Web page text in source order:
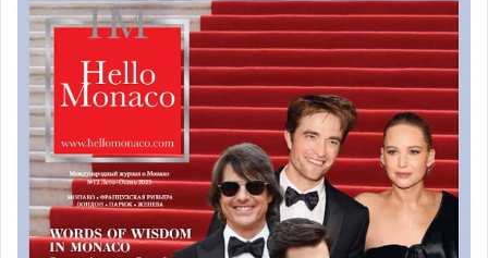
Этот проект является экологически чистым, особенно с
точки зрения водопользования: теперь для подготовки
воды к использованию потребуется меньше продуктов,
а предварительный нагрев будет осуществляться с
помощью солнечных батарей, что позволит
значительно сэкономить энергию.